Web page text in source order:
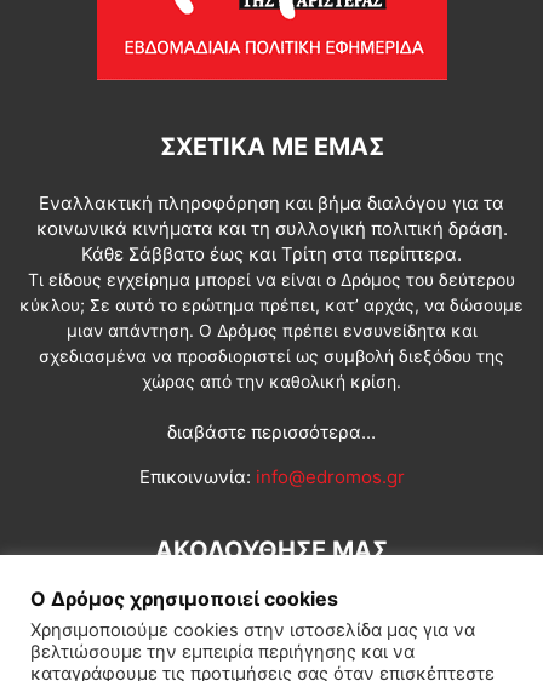
ΣΧΕΤΙΚΆ ΜΕ ΕΜΆΣ
Εναλλακτική πληροφόρηση και βήμα διαλόγου για τα
κοινωνικά κινήματα και τη συλλογική πολιτική δράση.
Κάθε Σάββατο έως και Τρίτη στα περίπτερα.
Τι είδους εγχείρημα μπορεί να είναι ο Δρόμος του δεύτερου
κύκλου; Σε αυτό το ερώτημα πρέπει, κατ’ αρχάς, να δώσουμε
μιαν απάντηση. Ο Δρόμος πρέπει ενσυνείδητα και
σχεδιασμένα να προσδιοριστεί ως συμβολή διεξόδου της
χώρας από την καθολική κρίση.
διαβάστε περισσότερα...
Επικοινωνία: info@edromos.gr
ΑΚΟΛΟΥΘΗΣΕ ΜΑΣ
Ο Δρόμος χρησιμοποιεί cookies
Χρησιμοποιούμε cookies στην ιστοσελίδα μας για να
βελτιώσουμε την εμπειρία περιήγησης και να
καταγράφουμε τις προτιμήσεις σας όταν επισκέπτεστε